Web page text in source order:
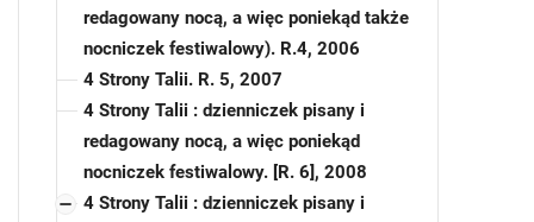
redagowany nocą, a więc poniekąd także
nocniczek festiwalowy). R.4, 2006
4 Strony Talii. R. 5, 2007
4 Strony Talii : dzienniczek pisany i
redagowany nocą, a więc poniekąd
nocniczek festiwalowy. [R. 6], 2008
4 Strony Talii : dzienniczek pisany i